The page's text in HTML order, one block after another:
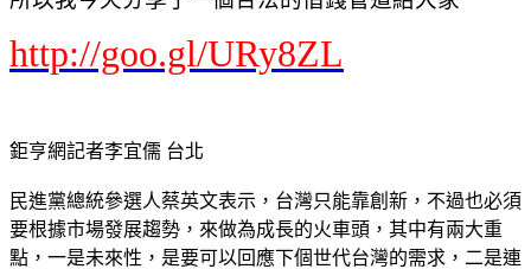
http://goo.gl/URy8ZL
鉅亨網記者李宜儒 台北
民進黨總統參選人蔡英文表示，台灣只能靠創新，不過也必須
要根據市場發展趨勢，來做為成長的火車頭，其中有兩大重
點，一是未來性，是要可以回應下個世代台灣的需求，二是連